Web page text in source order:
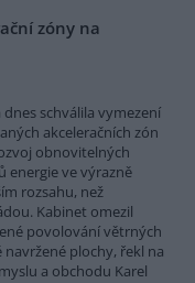
zóny na
dnes schválila vymezení
akceleračních zón
obnovitelných
energie ve výrazně
rozsahu, než
Kabinet omezil
povolování větrných
plochy, řekl na
a obchodu Karel